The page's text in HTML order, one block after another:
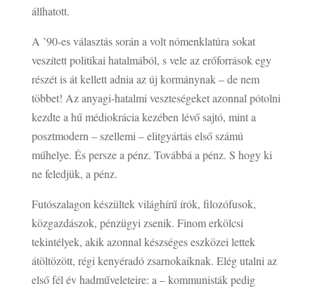
állhatott.
A ’90-es választás során a volt nómenklatúra sokat
veszített politikai hatalmából, s vele az erőforrások egy
részét is át kellett adnia az új kormánynak – de nem
többet! Az anyagi-hatalmi veszteségeket azonnal pótolni
kezdte a hű médiokrácia kezében lévő sajtó, mint a
posztmodern – szellemi – elitgyártás első számú
műhelye. És persze a pénz. Továbbá a pénz. S hogy ki
ne feledjük, a pénz.
Futószalagon készültek világhírű írók, filozófusok,
közgazdászok, pénzügyi zsenik. Finom erkölcsi
tekintélyek, akik azonnal készséges eszközei lettek
átöltözött, régi kenyéradó zsarnokaiknak. Elég utalni az
első fél év hadműveleteire: a – kommunisták pedig